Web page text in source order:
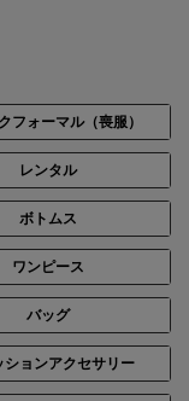
フォーマル（喪服）
レンタル
ボトムス
ワンピース
バッグ
ションアクセサリー